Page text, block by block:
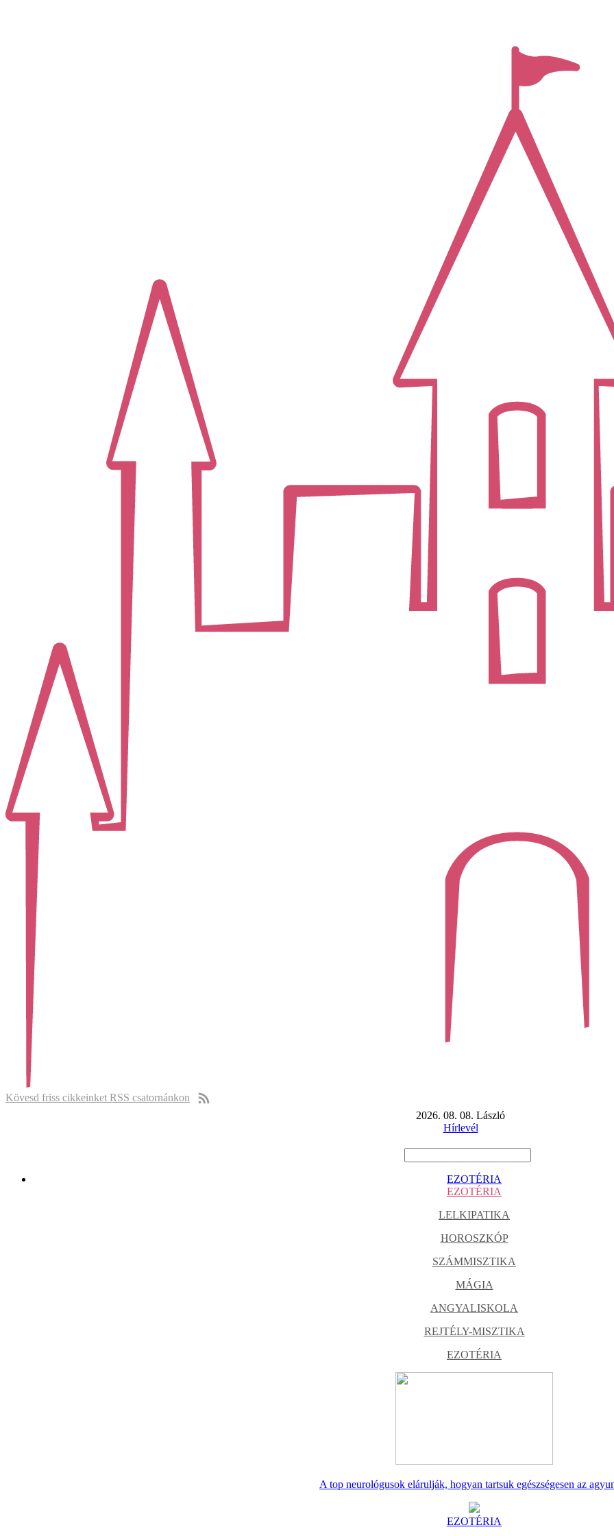
Kövesd friss cikkeinket RSS csatornánkon
2026. 08. 08. László
Hírlevél
EZOTÉRIA
EZOTÉRIA
LELKIPATIKA
HOROSZKÓP
SZÁMMISZTIKA
MÁGIA
ANGYALISKOLA
REJTÉLY-MISZTIKA
EZOTÉRIA
A top neurológusok elárulják, hogyan tartsuk egészségesen az
EZOTÉRIA